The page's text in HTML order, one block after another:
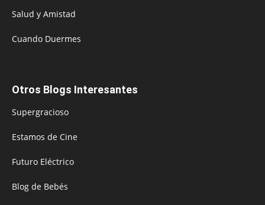
Salud y Amistad
Cuando Duermes
Otros Blogs Interesantes
Supergracioso
Estamos de Cine
Futuro Eléctrico
Blog de Bebés